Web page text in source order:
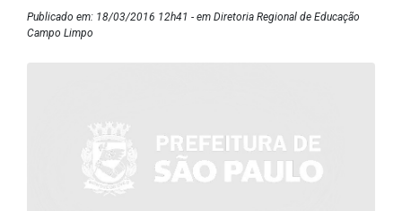
Publicado em: 18/03/2016 12h41 - em Diretoria Regional de Educação
Campo Limpo